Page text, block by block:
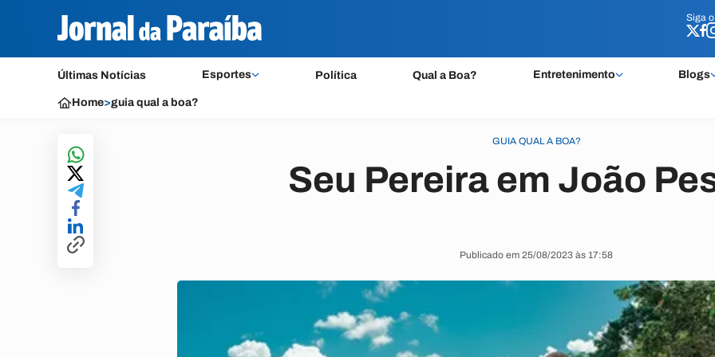
Siga o
Últimas Notícias Esportes Política Qual a Boa? Entretenimento Blogs
Siga o
Home>guia qual a boa?
GUIA QUAL A BOA?
Seu Pereira em João
Publicado em 25/08/2023 às 17:58